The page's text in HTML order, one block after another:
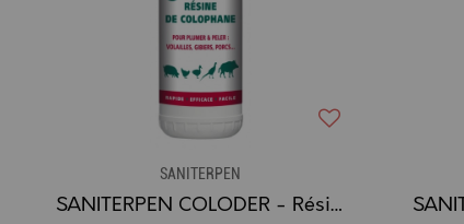
SANITERPEN
SANITERPEN COLODER - Résine de colophane